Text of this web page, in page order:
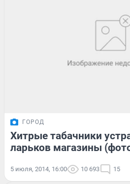
ГОРОД
Хитрые табачники
ларьков магазины
5 июля, 2014, 16:00 10 693 15